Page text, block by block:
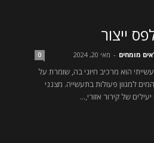
ייצור
מומחים - מאי 20, 2024 0
הוא מרכיב חיוני בה, שומרת על
למגוון פעולות בתעשייה. מצנני
של קירור אזורי,...